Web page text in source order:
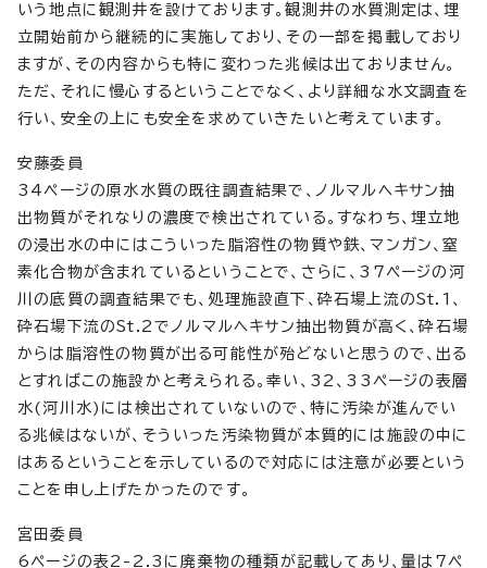
いう地点に観測井を設けております。観測井の水質測定は、埋
立開始前から継続的に実施しており、その一部を掲載しており
ますが、その内容からも特に変わった兆候は出ておりません。
ただ、それに慢心するということでなく、より詳細な水文調査を
行い、安全の上にも安全を求めていきたいと考えています。
安藤委員
34ページの原水水質の既往調査結果で、ノルマルヘキサン抽
出物質がそれなりの濃度で検出されている。すなわち、埋立地
の浸出水の中にはこういった脂溶性の物質や鉄、マンガン、窒
素化合物が含まれているということで、さらに、37ページの河
川の底質の調査結果でも、処理施設直下、砕石場上流のSt.1、
砕石場下流のSt.2でノルマルヘキサン抽出物質が高く、砕石場
からは脂溶性の物質が出る可能性が殆どないと思うので、出る
とすればこの施設かと考えられる。幸い、32、33ページの表層
水(河川水)には検出されていないので、特に汚染が進んでい
る兆候はないが、そういった汚染物質が本質的には施設の中に
はあるということを示しているので対応には注意が必要という
ことを申し上げたかったのです。
宮田委員
6ページの表2-2.3に廃棄物の種類が記載してあり、量は7ペ